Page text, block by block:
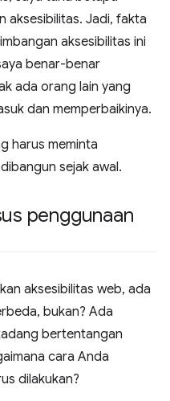
aksesibilitas. Jadi, fakta
aksesibilitas ini
benar-benar
ada orang lain yang
dan memperbaikinya.
harus meminta
sejak awal.
penggunaan
aksesibilitas web, ada
bukan? Ada
bertentangan
cara Anda
dilakukan?